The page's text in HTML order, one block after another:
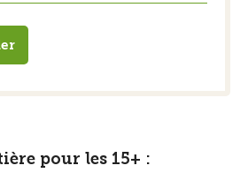
pour les 15+ :